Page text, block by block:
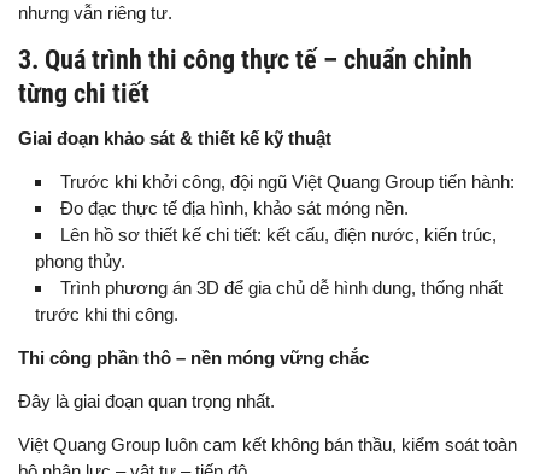
nhưng vẫn riêng tư.
3. Quá trình thi công thực tế – chuẩn chỉnh
từng chi tiết
Giai đoạn khảo sát & thiết kế kỹ thuật
Trước khi khởi công, đội ngũ Việt Quang Group tiến hành:
Đo đạc thực tế địa hình, khảo sát móng nền.
Lên hồ sơ thiết kế chi tiết: kết cấu, điện nước, kiến trúc,
phong thủy.
Trình phương án 3D để gia chủ dễ hình dung, thống nhất
trước khi thi công.
Thi công phần thô – nền móng vững chắc
Đây là giai đoạn quan trọng nhất.
Việt Quang Group luôn cam kết không bán thầu, kiểm soát toàn